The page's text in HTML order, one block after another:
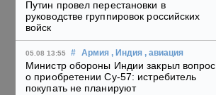
Путин провел перестановки в
руководстве группировок российских
войск
05.08 13:55 # Армия , Индия , авиация
Министр обороны Индии закрыл вопрос
о приобретении Су-57: истребитель
покупать не планируют